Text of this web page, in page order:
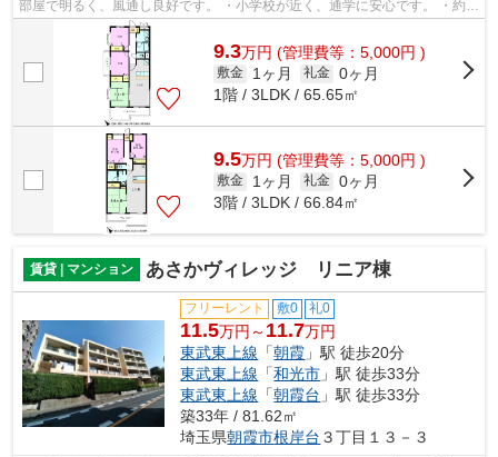
部屋で明るく、風通し良好です。 ・小学校が近く、通学に安心です。 ・約
500mの所に商業施設（スーパー、ホー...
9.3万円 (管理費等：5,000円 )
敷金 1ヶ月 礼金 0ヶ月
1階 / 3LDK / 65.65㎡
9.5万円 (管理費等：5,000円 )
敷金 1ヶ月 礼金 0ヶ月
3階 / 3LDK / 66.84㎡
賃貸 | マンション あさかヴィレッジ リニア棟
フリーレント 敷0 礼0
11.5万円～ 11.7万円
東武東上線 「朝霞 」駅 徒歩20分
東武東上線 「和光市 」駅 徒歩33分
東武東上線 「朝霞台 」駅 徒歩33分
築33年 / 81.62㎡
埼玉県朝霞市根岸台 ３丁目１３－３